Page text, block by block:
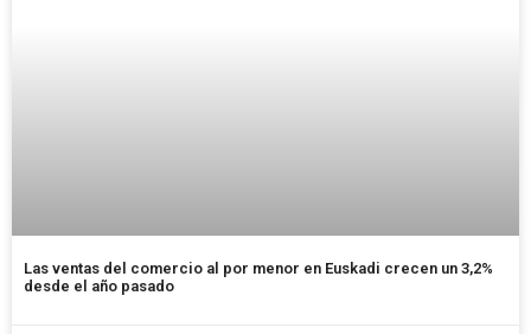
Las ventas del comercio al por menor en Euskadi crecen un 3,2%
desde el año pasado